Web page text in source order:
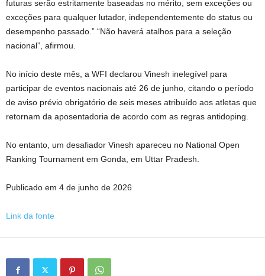
futuras serão estritamente baseadas no mérito, sem exceções ou
exceções para qualquer lutador, independentemente do status ou
desempenho passado.” “Não haverá atalhos para a seleção
nacional”, afirmou.
No início deste mês, a WFI declarou Vinesh inelegível para
participar de eventos nacionais até 26 de junho, citando o período
de aviso prévio obrigatório de seis meses atribuído aos atletas que
retornam da aposentadoria de acordo com as regras antidoping.
No entanto, um desafiador Vinesh apareceu no National Open
Ranking Tournament em Gonda, em Uttar Pradesh.
Publicado em 4 de junho de 2026
Link da fonte